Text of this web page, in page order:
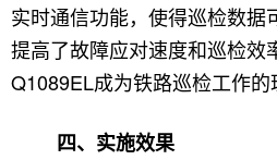
实时通信功能，使得巡检数据
提高了故障应对速度和巡检效
Q1089EL成为铁路巡检工作的
四、实施效果